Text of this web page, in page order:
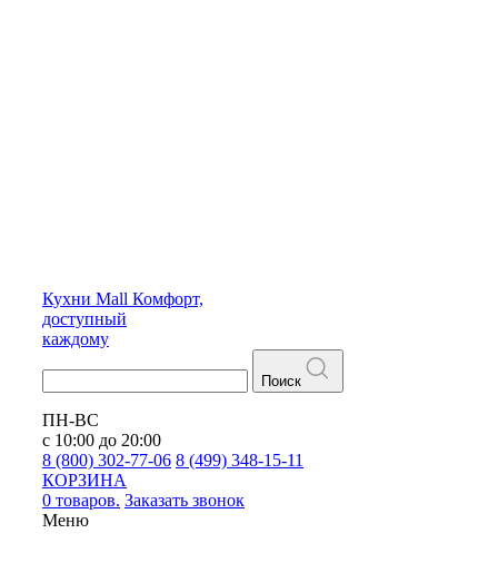
Кухни Mall Комфорт,
доступный
каждому
Поиск
ПН-ВС
с 10:00 до 20:00
8 (800) 302-77-06 8 (499) 348-15-11
КОРЗИНА
0 товаров. Заказать звонок
Меню